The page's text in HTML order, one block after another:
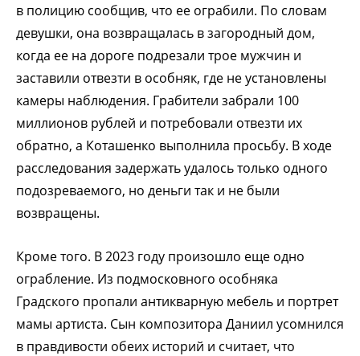
в полицию сообщив, что ее ограбили. По словам
девушки, она возвращалась в загородный дом,
когда ее на дороге подрезали трое мужчин и
заставили отвезти в особняк, где не установлены
камеры наблюдения. Грабители забрали 100
миллионов рублей и потребовали отвезти их
обратно, а Коташенко выполнила просьбу. В ходе
расследования задержать удалось только одного
подозреваемого, но деньги так и не были
возвращены.
Кроме того. В 2023 году произошло еще одно
ограбление. Из подмосковного особняка
Градского пропали антикварную мебель и портрет
мамы артиста. Сын композитора Даниил усомнился
в правдивости обеих историй и считает, что